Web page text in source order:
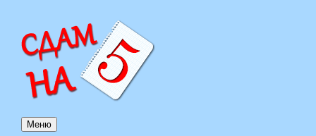
Перейти
к
содержимому
Меню